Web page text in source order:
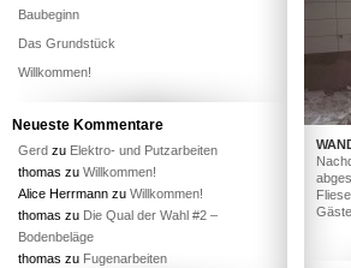
Baubeginn
Das Grundstück
Willkommen!
Neueste Kommentare
Gerd zu Elektro- und Putzarbeiten
thomas zu Willkommen!
Alice Herrmann zu Willkommen!
thomas zu Die Qual der Wahl #2 –
Bodenbeläge
thomas zu Fugenarbeiten